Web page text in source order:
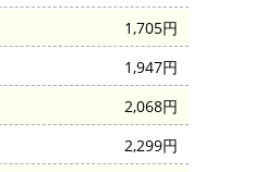
1,705円
1,947円
2,068円
2,299円